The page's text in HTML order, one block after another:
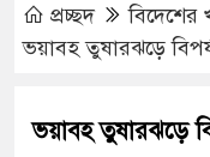
প্রচ্ছদ
বিদেশের
ভয়াবহ তুষারঝড়ে
ভয়াবহ তুষারঝড়ে